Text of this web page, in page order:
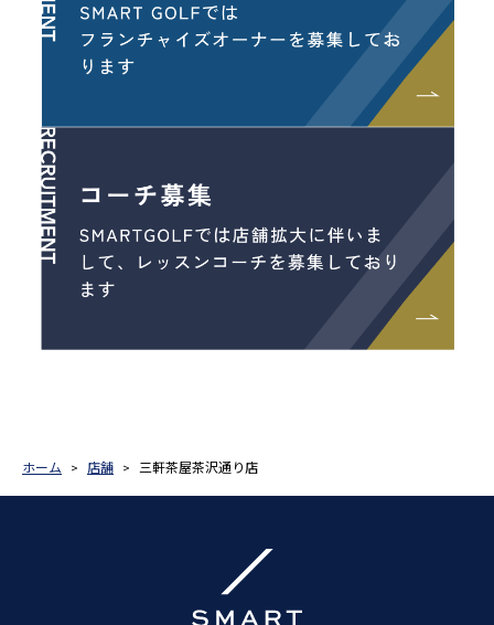
ホーム 店舗 三軒茶屋茶沢通り店